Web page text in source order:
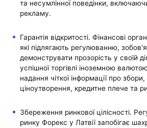
та несумлінної поведінки,
рекламу.
Гарантія відкритості. Фінансові
які підлягають регулюванню,
демонструвати прозорість у своїй
успішної торгівлі іноземною
надання чіткої інформації про збори,
ціноутворення, кредитне плече та
Збереження ринкової цілісності.
ринку Форекс у Латвії запобігає